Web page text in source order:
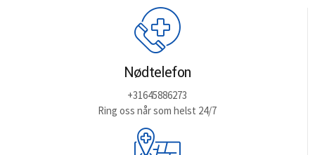
Nødtelefon
+31645886273
Ring oss når som helst 24/7